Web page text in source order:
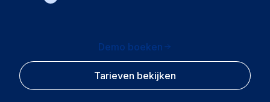
Demo boeken
Tarieven bekijken